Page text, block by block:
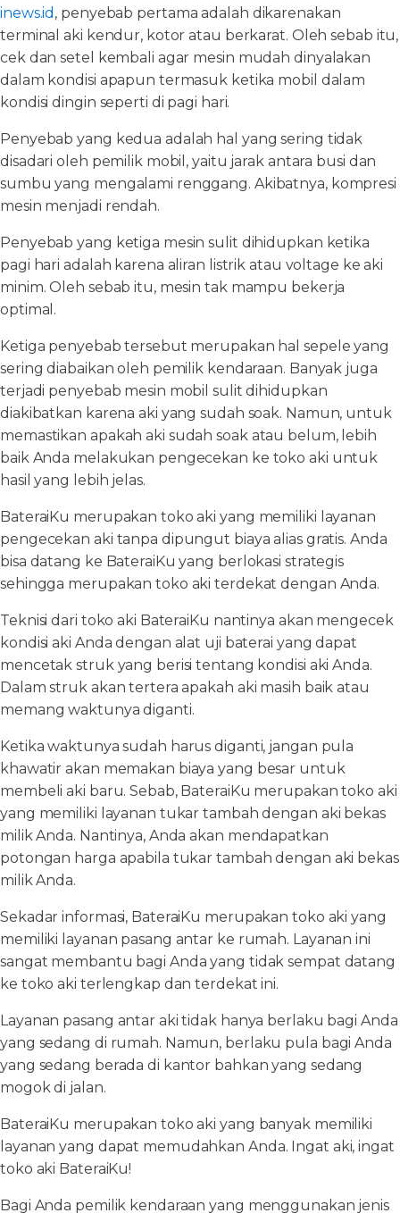
inews.id , penyebab pertama adalah dikarenakan
terminal aki kendur, kotor atau berkarat. Oleh sebab itu,
cek dan setel kembali agar mesin mudah dinyalakan
dalam kondisi apapun termasuk ketika mobil dalam
kondisi dingin seperti di pagi hari.
Penyebab yang kedua adalah hal yang sering tidak
disadari oleh pemilik mobil, yaitu jarak antara busi dan
sumbu yang mengalami renggang. Akibatnya, kompresi
mesin menjadi rendah.
Penyebab yang ketiga mesin sulit dihidupkan ketika
pagi hari adalah karena aliran listrik atau voltage ke aki
minim. Oleh sebab itu, mesin tak mampu bekerja
optimal.
Ketiga penyebab tersebut merupakan hal sepele yang
sering diabaikan oleh pemilik kendaraan. Banyak juga
terjadi penyebab mesin mobil sulit dihidupkan
diakibatkan karena aki yang sudah soak. Namun, untuk
memastikan apakah aki sudah soak atau belum, lebih
baik Anda melakukan pengecekan ke toko aki untuk
hasil yang lebih jelas.
BateraiKu merupakan toko aki yang memiliki layanan
pengecekan aki tanpa dipungut biaya alias gratis. Anda
bisa datang ke BateraiKu yang berlokasi strategis
sehingga merupakan toko aki terdekat dengan Anda.
Teknisi dari toko aki BateraiKu nantinya akan mengecek
kondisi aki Anda dengan alat uji baterai yang dapat
mencetak struk yang berisi tentang kondisi aki Anda.
Dalam struk akan tertera apakah aki masih baik atau
memang waktunya diganti.
Ketika waktunya sudah harus diganti, jangan pula
khawatir akan memakan biaya yang besar untuk
membeli aki baru. Sebab, BateraiKu merupakan toko aki
yang memiliki layanan tukar tambah dengan aki bekas
milik Anda. Nantinya, Anda akan mendapatkan
potongan harga apabila tukar tambah dengan aki bekas
milik Anda.
Sekadar informasi, BateraiKu merupakan toko aki yang
memiliki layanan pasang antar ke rumah. Layanan ini
sangat membantu bagi Anda yang tidak sempat datang
ke toko aki terlengkap dan terdekat ini.
Layanan pasang antar aki tidak hanya berlaku bagi Anda
yang sedang di rumah. Namun, berlaku pula bagi Anda
yang sedang berada di kantor bahkan yang sedang
mogok di jalan.
BateraiKu merupakan toko aki yang banyak memiliki
layanan yang dapat memudahkan Anda. Ingat aki, ingat
toko aki BateraiKu!
Bagi Anda pemilik kendaraan yang menggunakan jenis